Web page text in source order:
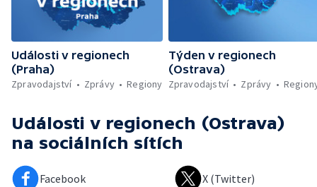
Události v regionech
(Praha)
Zpravodajství
Zprávy Regiony
Týden v regionech
(Ostrava)
Zpravodajství
Zprávy
Události v regionech (Ostrava)
na sociálních sítích
Facebook X (Twitter)